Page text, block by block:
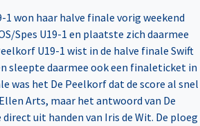
1 won haar halve finale vorig weekend
Spes U19-1 en plaatste zich daarmee
U19-1 wist in de halve finale Swift
sleepte daarmee ook een finaleticket in
was het De Peelkorf dat de score al snel
Arts, maar het antwoord van De
uit handen van Iris de Wit. De ploeg